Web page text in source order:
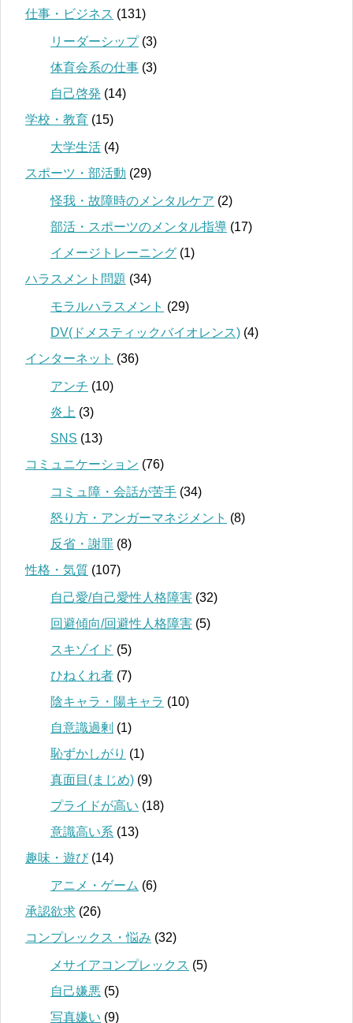
仕事・ビジネス (131)
リーダーシップ(3)
体育会系の仕事 (3)
自己啓発 (14)
学校・教育 (15)
大学生活 (4)
スポーツ・部活動 (29)
怪我・故障時のメンタルケア (2)
部活・スポーツのメンタル指導 (17)
イメージトレーニング (1)
ハラスメント問題 (34)
モラルハラスメント (29)
DV(ドメスティックバイオレンス) (4)
インターネット (36)
アンチ (10)
炎上 (3)
SNS (13)
コミュニケーション (76)
コミュ障・会話が苦手 (34)
怒り方・アンガーマネジメント (8)
反省・謝罪 (8)
性格・気質 (107)
自己愛/自己愛性人格障害 (32)
回避傾向/回避性人格障害 (5)
スキゾイド (5)
ひねくれ者 (7)
陰キャラ・陽キャラ (10)
自意識過剰 (1)
恥ずかしがり (1)
真面目(まじめ) (9)
プライドが高い (18)
意識高い系 (13)
趣味・遊び(14)
アニメ・ゲーム (6)
承認欲求 (26)
コンプレックス・悩み (32)
メサイアコンプレックス (5)
自己嫌悪 (5)
写真嫌い (9)